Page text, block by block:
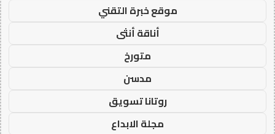
موقع خبرة التقني
أناقة أنثى
متورخ
مدسن
روتانا تسويق
مجلة الابداع